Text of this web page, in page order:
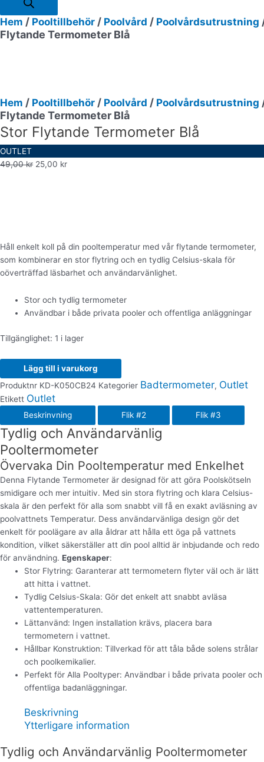
Hem / Pooltillbehör / Poolvård / Poolvårdsutrustning
Flytande Termometer Blå
Hem / Pooltillbehör / Poolvård / Poolvårdsutrustning
Flytande Termometer Blå
Stor Flytande Termometer Blå
OUTLET
49,00kr 25,00 kr
Håll enkelt koll på din pooltemperatur med vår flytande termometer,
som kombinerar en stor flytring och en tydlig Celsius-skala för
oöverträffad läsbarhet och användarvänlighet.
Stor och tydlig termometer
Användbar i både privata pooler och offentliga anläggningar
Tillgänglighet: 1 i lager
Lägg till i varukorg
Produktnr KD-K050CB24 Kategorier Badtermometer, Outlet
Etikett Outlet
Beskrinvning Flik #2 Flik #3
Tydlig och Användarvänlig
Pooltermometer
Övervaka Din Pooltemperatur med Enkelhet
Denna Flytande Termometer är designad för att göra Poolskötseln
smidigare och mer intuitiv. Med sin stora flytring och klara Celsius-
skala är den perfekt för alla som snabbt vill få en exakt avläsning av
poolvattnets Temperatur. Dess användarvänliga design gör det
enkelt för poolägare av alla åldrar att hålla ett öga på vattnets
kondition, vilket säkerställer att din pool alltid är inbjudande och redo
för användning. Egenskaper:
Stor Flytring: Garanterar att termometern flyter väl och är lätt
att hitta i vattnet.
Tydlig Celsius-Skala: Gör det enkelt att snabbt avläsa
vattentemperaturen.
Lättanvänd: Ingen installation krävs, placera bara
termometern i vattnet.
Hållbar Konstruktion: Tillverkad för att tåla både solens strålar
och poolkemikalier.
Perfekt för Alla Pooltyper: Användbar i både privata pooler och
offentliga badanläggningar.
Beskrivning
Ytterligare information
Tydlig och Användarvänlig Pooltermometer